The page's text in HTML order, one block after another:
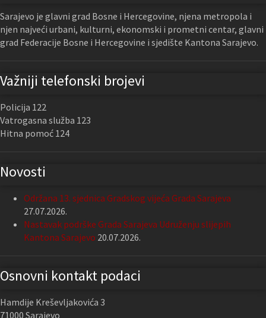
Sarajevo je glavni grad Bosne i Hercegovine, njena metropola i
njen najveći urbani, kulturni, ekonomski i prometni centar, glavni
grad Federacije Bosne i Hercegovine i sjedište Kantona Sarajevo.
Važniji telefonski brojevi
Policija 122
Vatrogasna služba 123
Hitna pomoć 124
Novosti
Održana 13. sjednica Gradskog vijeća Grada Sarajeva
27.07.2026.
Nastavak podrške Grada Sarajeva Udruženju slijepih
Kantona Sarajevo 20.07.2026.
Osnovni kontakt podaci
Hamdije Kreševljakovića 3
71000 Sarajevo